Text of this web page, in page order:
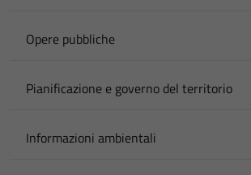
Opere pubbliche
Pianificazione e governo del territorio
Informazioni ambientali